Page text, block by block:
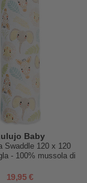
Baby
Swaddle 120 x 120
- 100% mussola di
19,95 €